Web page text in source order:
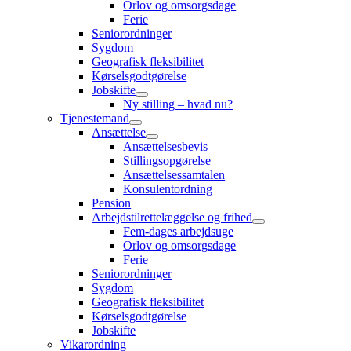
Orlov og omsorgsdage
Ferie
Seniorordninger
Sygdom
Geografisk fleksibilitet
Kørselsgodtgørelse
Jobskifte
Ny stilling – hvad nu?
Tjenestemand
Ansættelse
Ansættelsesbevis
Stillingsopgørelse
Ansættelsessamtalen
Konsulentordning
Pension
Arbejdstilrettelæggelse og frihed
Fem-dages arbejdsuge
Orlov og omsorgsdage
Ferie
Seniorordninger
Sygdom
Geografisk fleksibilitet
Kørselsgodtgørelse
Jobskifte
Vikarordning